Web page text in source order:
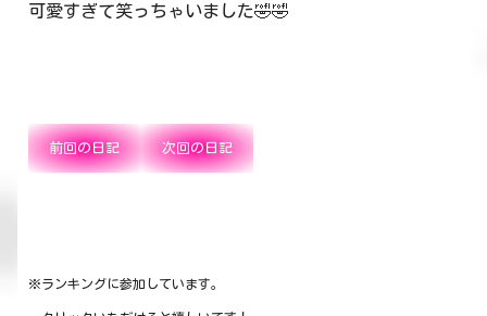
可愛すぎて笑っちゃいました🤣🤣
前回の日記 次回の日記
※ランキングに参加しています。